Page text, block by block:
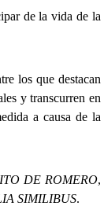
de la vida de la
los que destacan
y transcurren en
a causa de la
DE ROMERO,
SIMILIBUS.